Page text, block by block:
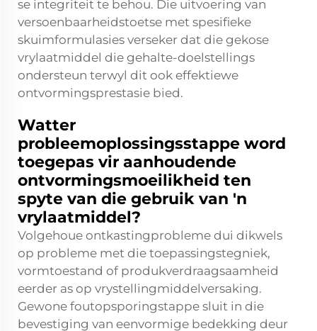
se integriteit te behou. Die uitvoering van
versoenbaarheidstoetse met spesifieke
skuimformulasies verseker dat die gekose
vrylaatmiddel die gehalte-doelstellings
ondersteun terwyl dit ook effektiewe
ontvormingsprestasie bied.
Watter
probleemoplossingsstappe word
toegepas vir aanhoudende
ontvormingsmoeilikheid ten
spyte van die gebruik van 'n
vrylaatmiddel?
Volgehoue ontkastingprobleme dui dikwels
op probleme met die toepassingstegniek,
vormtoestand of produkverdraagsaamheid
eerder as op vrystellingmiddelversaking.
Gewone foutopsporingstappe sluit in die
bevestiging van eenvormige bedekking deur